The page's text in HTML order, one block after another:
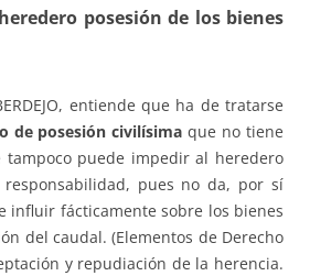
posesión de los bienes
entiende que ha de tratarse
de posesión civilísima que no tiene
puede impedir al heredero
pues no da, por sí
influir fácticamente sobre los bienes
del caudal. (Elementos de Derecho
y repudiación de la herencia.